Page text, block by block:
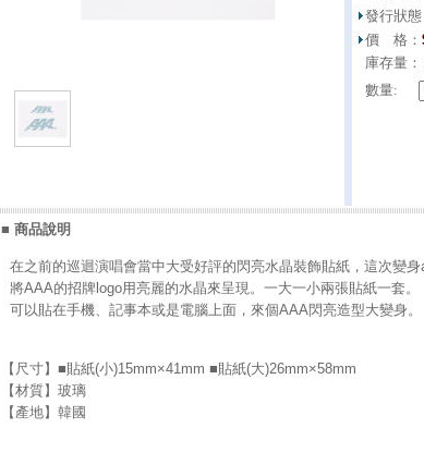
發行狀
價 格：
庫存量：
數量:
■ 商品說明
在之前的巡迴演唱會當中大受好評的閃亮水晶裝飾貼紙，這次變身
將AAA的招牌logo用亮麗的水晶來呈現。一大一小兩張貼紙一套。
可以貼在手機、記事本或是電腦上面，來個AAA閃亮造型大變身。
【尺寸】■貼紙(小)15mm×41mm ■貼紙(大)26mm×58mm
【材質】玻璃
【產地】韓國